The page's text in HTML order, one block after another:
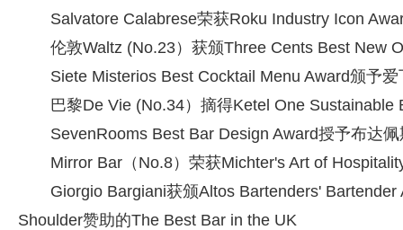
Salvatore Calabrese荣获Roku Industry Icon
伦敦Waltz (No.23）获颁Three Cents Best New
Siete Misterios Best Cocktail Menu Award颁予
巴黎De Vie (No.34）摘得Ketel One Sustainable
SevenRooms Best Bar Design Award授予布达
Mirror Bar（No.8）荣获Michter's Art of
Giorgio Bargiani获颁Altos Bartenders'
Shoulder赞助的The Best Bar in the UK